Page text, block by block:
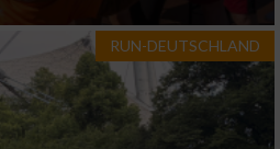
RUN-DEUTSCHLAND